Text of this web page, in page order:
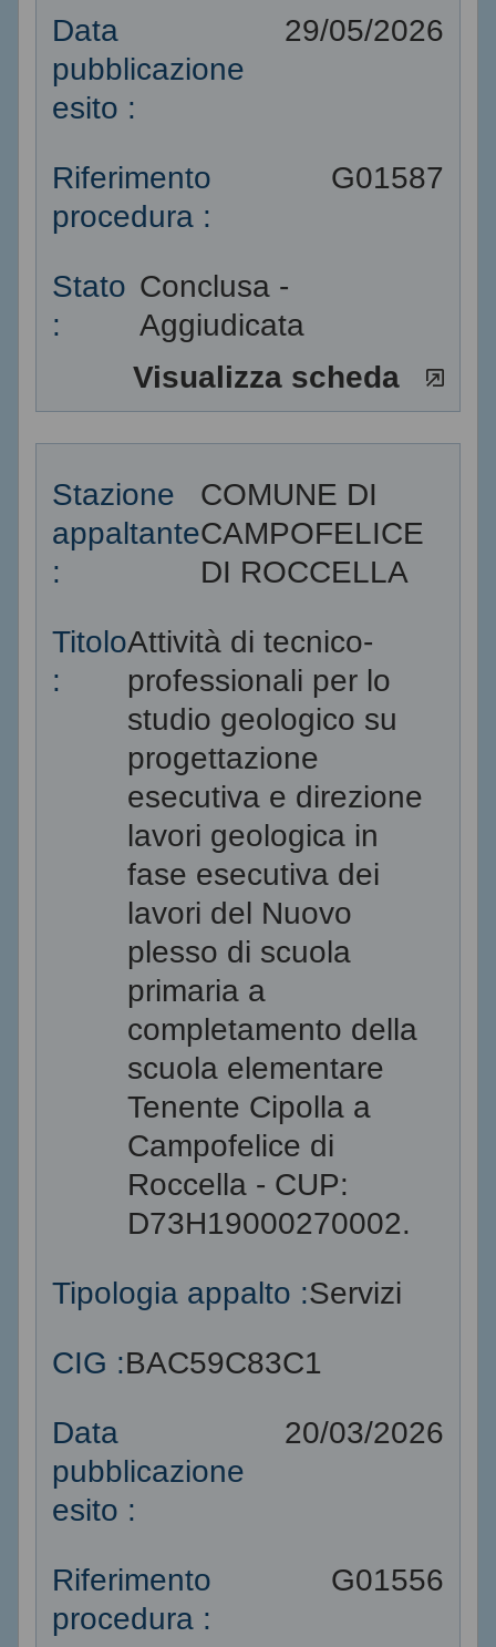
Data
pubblicazione
esito :
29/05/2026
Riferimento
procedura :
G01587
Stato
:
Conclusa -
Aggiudicata
Visualizza scheda
Stazione
appaltante
:
COMUNE DI
CAMPOFELICE
DI ROCCELLA
Titolo
:
Attività di tecnico-
professionali per lo
studio geologico su
progettazione
esecutiva e direzione
lavori geologica in
fase esecutiva dei
lavori del Nuovo
plesso di scuola
primaria a
completamento della
scuola elementare
Tenente Cipolla a
Campofelice di
Roccella - CUP:
D73H19000270002.
Tipologia appalto :Servizi
CIG :BAC59C83C1
Data
pubblicazione
esito :
20/03/2026
Riferimento
procedura :
G01556